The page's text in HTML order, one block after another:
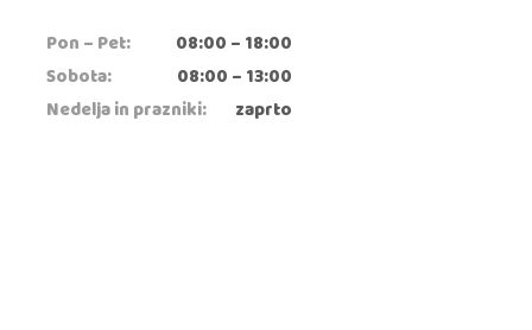
Pon – Pet:
08:00 – 18:00
Sobota:
08:00 – 13:00
Nedelja in prazniki:
zaprto